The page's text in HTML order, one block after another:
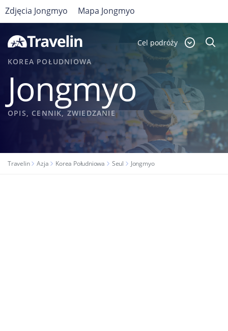
Cel podróży
KOREA POŁUDNIOWA
Jongmyo
OPIS, CENNIK, ZWIEDZANIE
Travelin Azja Korea Południowa Seul Jongmyo
Zdjęcia Jongmyo Mapa Jongmyo